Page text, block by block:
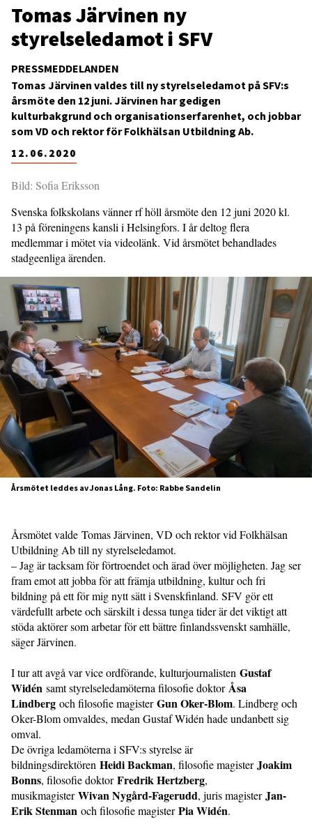
PRESSMEDDELANDEN
Tomas Järvinen ny
styrelseledamot i SFV
12.06.2020
Tomas Järvinen valdes till ny styrelseledamot på SFV:s
årsmöte den 12 juni. Järvinen har gedigen
kulturbakgrund och organisationserfarenhet, och jobbar
som VD och rektor för Folkhälsan Utbildning Ab.
Bild: Sofia Eriksson
Svenska folkskolans vänner rf höll årsmöte den 12 juni 2020 kl.
13 på föreningens kansli i Helsingfors. I år deltog flera
medlemmar i mötet via videolänk. Vid årsmötet behandlades
stadgeenliga ärenden.
Årsmötet leddes av Jonas Lång. Foto: Rabbe Sandelin
Årsmötet valde Tomas Järvinen, VD och rektor vid Folkhälsan
Utbildning Ab till ny styrelseledamot.
– Jag är tacksam för förtroendet och ärad över möjligheten. Jag ser
fram emot att jobba för att främja utbildning, kultur och fri
bildning på ett för mig nytt sätt i Svenskfinland. SFV gör ett
värdefullt arbete och särskilt i dessa tunga tider är det viktigt att
stöda aktörer som arbetar för ett bättre finlandssvenskt samhälle,
säger Järvinen.
I tur att avgå var vice ordförande, kulturjournalisten Gustaf
Widén samt styrelseledamöterna filosofie doktorÅsa
Lindberg och filosofie magisterGun Oker-Blom. Lindberg och
Oker-Blom omvaldes, medan Gustaf Widén hade undanbett sig
omval.
De övriga ledamöterna i SFV:s styrelse är
bildningsdirektören Heidi Backman, filosofie magisterJoakim
Bonns, filosofie doktorFredrik Hertzberg,
musikmagisterWivan Nygård-Fagerudd, juris magisterJan-
Erik Stenman och filosofie magisterPia Widén.